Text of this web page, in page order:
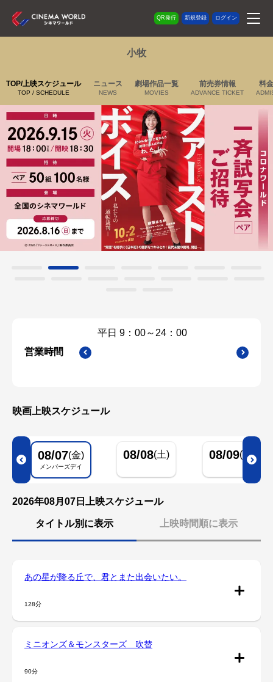
QR発行 新規登録 ログイン
小牧
TOP/上映スケジュール
TOP / SCHEDULE
ニュース
NEWS
劇場作品一覧
MOVIES
前売券情報
ADVANCE TICKET
料
営業時間
平日 9：00～24：00
00
映画上映スケジュール
08/07(金)
メンバーズデイ
08/08(土) 08/09(日)
2026年08月07日上映スケジュール
タイトル別に表示 上映時間順に表示
あの星が降る丘で、君とまた出会いたい。
128分
ミニオンズ＆モンスターズ 吹替
90分